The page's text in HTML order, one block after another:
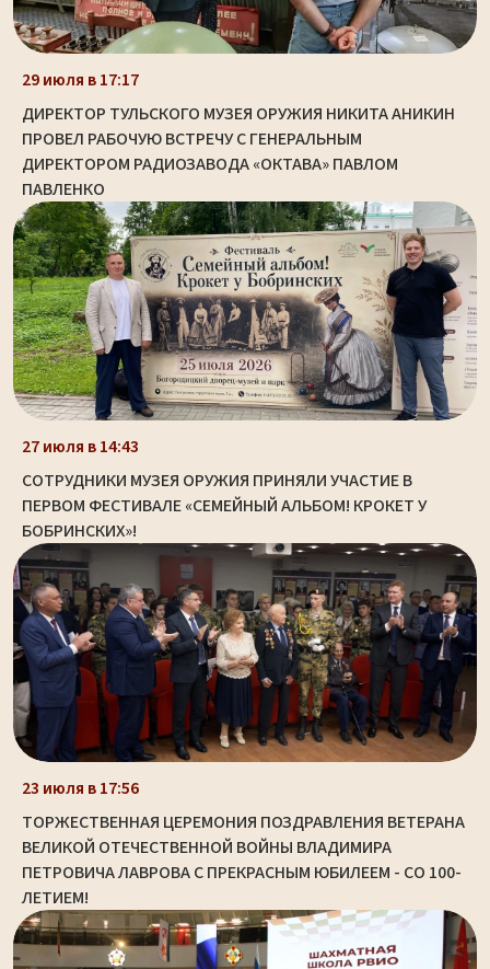
29 июля в 17:17
ДИРЕКТОР ТУЛЬСКОГО МУЗЕЯ ОРУЖИЯ НИКИТА АНИКИН
ПРОВЕЛ РАБОЧУЮ ВСТРЕЧУ С ГЕНЕРАЛЬНЫМ
ДИРЕКТОРОМ РАДИОЗАВОДА «ОКТАВА» ПАВЛОМ
ПАВЛЕНКО
27 июля в 14:43
СОТРУДНИКИ МУЗЕЯ ОРУЖИЯ ПРИНЯЛИ УЧАСТИЕ В
ПЕРВОМ ФЕСТИВАЛЕ «СЕМЕЙНЫЙ АЛЬБОМ! КРОКЕТ У
БОБРИНСКИХ»!
23 июля в 17:56
ТОРЖЕСТВЕННАЯ ЦЕРЕМОНИЯ ПОЗДРАВЛЕНИЯ ВЕТЕРАНА
ВЕЛИКОЙ ОТЕЧЕСТВЕННОЙ ВОЙНЫ ВЛАДИМИРА
ПЕТРОВИЧА ЛАВРОВА С ПРЕКРАСНЫМ ЮБИЛЕЕМ - СО 100-
ЛЕТИЕМ!